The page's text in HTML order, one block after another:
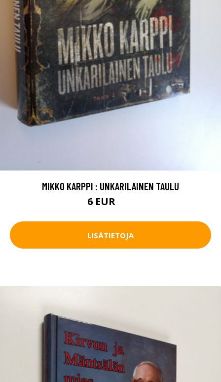
MIKKO KARPPI : UNKARILAINEN TAULU
6 EUR
LISÄTIETOJA